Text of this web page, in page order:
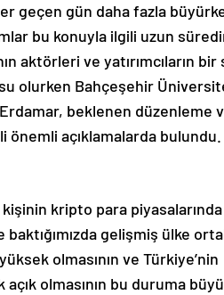
geçen gün daha fazla
bu konuyla ilgili uzun
aktörleri ve yatırımcıların
olurken Bahçeşehir
beklenen düzenleme
önemli açıklamalarda bulundu.
kripto para
gelişmiş ülke
olmasının ve Türkiye’nin
olmasının bu duruma